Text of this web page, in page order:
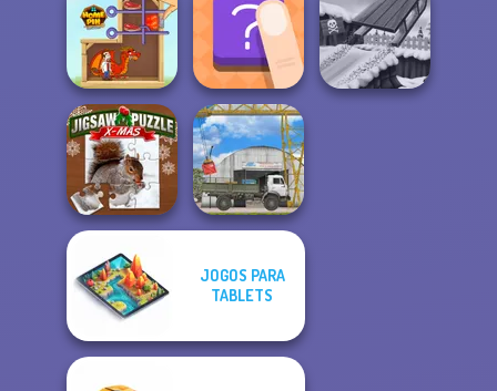
Cooking World
Reborn
Balloon Match 3D
Sorcerer
Mahjong Marvels
Home Pin 1 The Shape
Jigsaw Puzzle
XMas
JOGOS PARA
TABLETS